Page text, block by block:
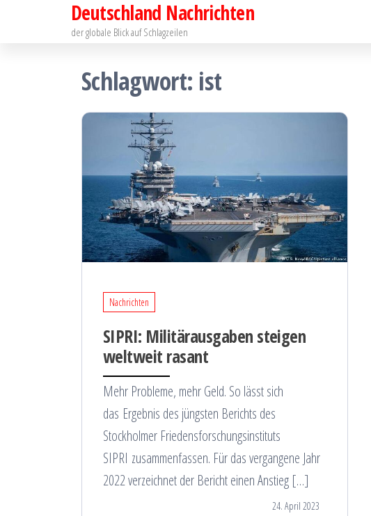
Deutschland Nachrichten
der globale Blick auf Schlagzeilen
Schlagwort: ist
Nachrichten
SIPRI: Militärausgaben steigen
weltweit rasant
Mehr Probleme, mehr Geld. So lässt sich
das Ergebnis des jüngsten Berichts des
Stockholmer Friedensforschungsinstituts
SIPRI zusammenfassen. Für das vergangene Jahr
2022 verzeichnet der Bericht einen Anstieg […]
24. April 2023